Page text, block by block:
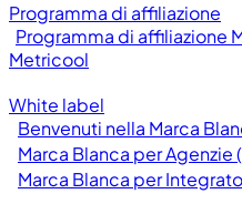
Programma di affiliazione
Programma di affiliazione
Metricool
White label
Benvenuti nella Marca
Marca Blanca per Agenzie
Marca Blanca per